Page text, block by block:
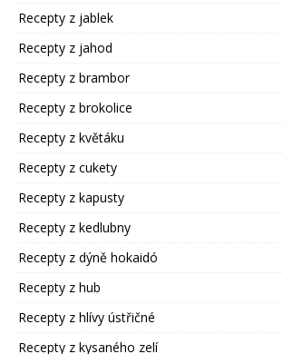
Recepty z jablek
Recepty z jahod
Recepty z brambor
Recepty z brokolice
Recepty z květáku
Recepty z cukety
Recepty z kapusty
Recepty z kedlubny
Recepty z dýně hokaidó
Recepty z hub
Recepty z hlívy ústřičné
Recepty z kysaného zelí